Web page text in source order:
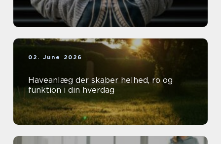
02. June 2026
Haveanlæg der skaber helhed, ro og
funktion i din hverdag